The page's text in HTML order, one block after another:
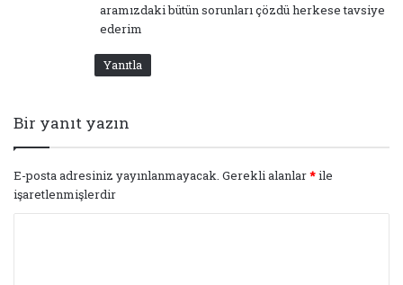
aramızdaki bütün sorunları çözdü herkese tavsiye
ederim
Yanıtla
Bir yanıt yazın
E-posta adresiniz yayınlanmayacak. Gerekli alanlar*ile
işaretlenmişlerdir